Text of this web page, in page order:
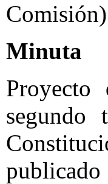
Comisión)
Minuta